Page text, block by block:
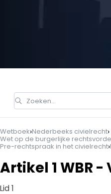
Zoeken…
Wetboek›Nederbeeks civielrecht›
Wet op de burgerlijke
Pre-rechtspraak in het civielrecht›
Artikel 1 WBR
Lid 1